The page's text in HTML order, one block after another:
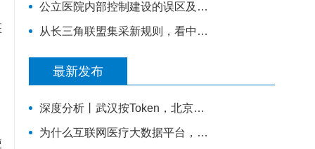
公立医院内部控制建设的误区及反思
从长三角联盟集采新规则，看中国医药工业发展新趋势
最新发布
深度分析丨武汉按Token，北京按数据集——医疗数据定价的第一道路口
为什么互联网医疗大数据平台，是未来必然落地的万亿趋势？看懂三大底层逻辑